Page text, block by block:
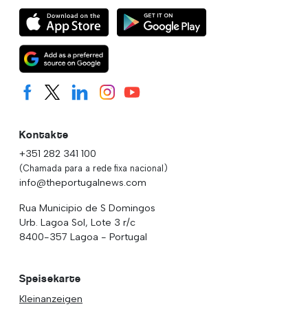
Kontakte
+351 282 341 100
(Chamada para a rede fixa nacional)
info@theportugalnews.com
Rua Municipio de S Domingos
Urb. Lagoa Sol, Lote 3 r/c
8400-357 Lagoa - Portugal
Speisekarte
Kleinanzeigen